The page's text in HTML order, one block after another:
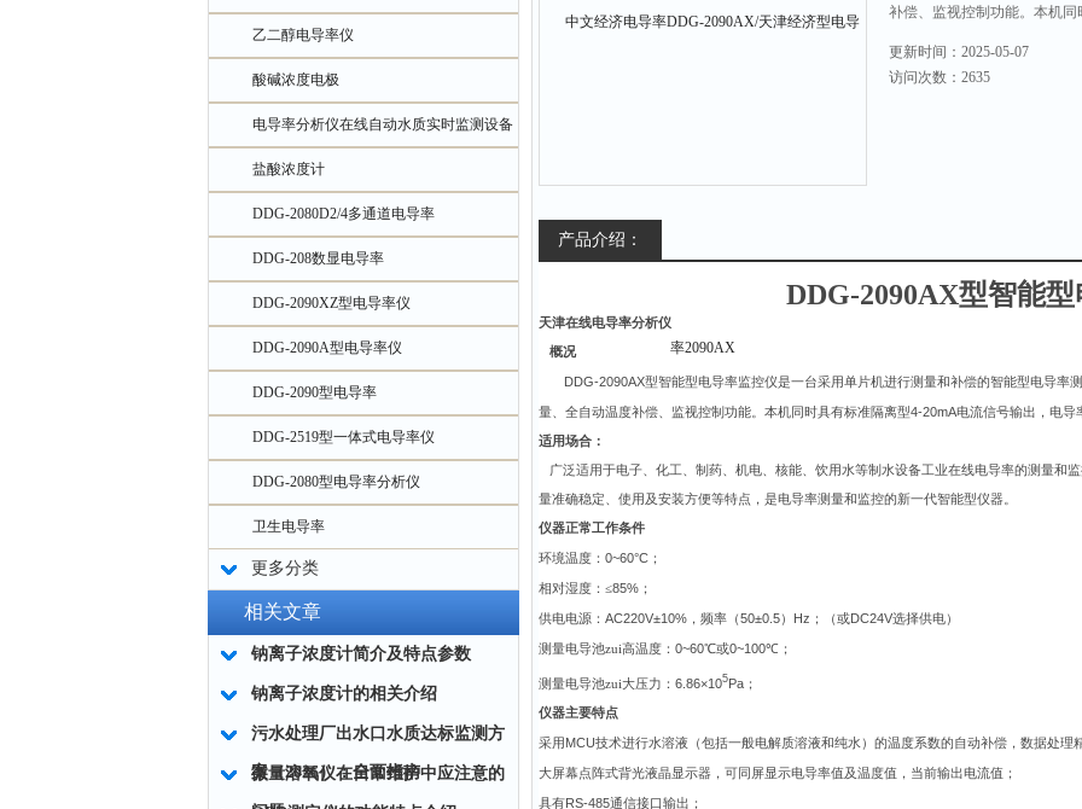
乙二醇电导率仪
酸碱浓度电极
电导率分析仪在线自动水质实时监测设备
盐酸浓度计
DDG-2080D2/4多通道电导率
DDG-208数显电导率
DDG-2090XZ型电导率仪
DDG-2090A型电导率仪
DDG-2090型电导率
DDG-2519型一体式电导率仪
DDG-2080型电导率分析仪
卫生电导率
更多分类
相关文章
钠离子浓度计简介及特点参数
钠离子浓度计的相关介绍
污水处理厂出水口水质达标监测方
案（2026）：全面指南
微量溶氧仪在日常维护中应注意的
补偿、监视控制功能。本机
广泛适用于电子、化工、制药
的测量和监控。
更新时间：2025-05-07
访问次数：2635
产品介绍：
DDG-2090AX型智能型
天津在线电导率分析仪
概况
DDG-2090AX型智能型电导率监控仪是一台采用单片机进行测量和补偿的智能型电导率
量、全自动温度补偿、监视控制功能。本机同时具有标准隔离型4-20mA电流信号输出，电导
适用场合：
广泛适用于电子、化工、制药、机电、核能、饮用水等制水设备工业在线电导率的测量和
量准确稳定、使用及安装方便等特点，是电导率测量和监控的新一代智能型仪器。
仪器正常工作条件
环境温度： 0~60°C ；
相对湿度： ≤85% ；
供电电源： AC220V±10% ，频率（50±0.5） Hz ；（或DC24V选择供电）
测量电导池zui高温度： 0~60℃或0~100℃ ；
测量电导池zui大压力： 6.86×105Pa ；
仪器主要特点
采用 MCU技术进行水溶液（包括一般电解质溶液和纯水）的温度系数的自动补偿，数据处理
大屏幕点阵式背光液晶显示器，可同屏显示电导率值及温度值，当前输出电流值；
具有RS-485通信接口输出；